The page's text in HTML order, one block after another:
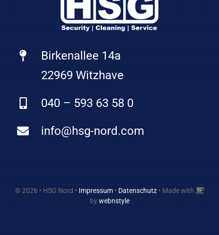
Birkenallee 14a
22969 Witzhave
040 – 593 63 58 0
info@hsg-nord.com
© 2026 • HSG Nord • Impressum• Datenschutz• Made with
bywebnstyle